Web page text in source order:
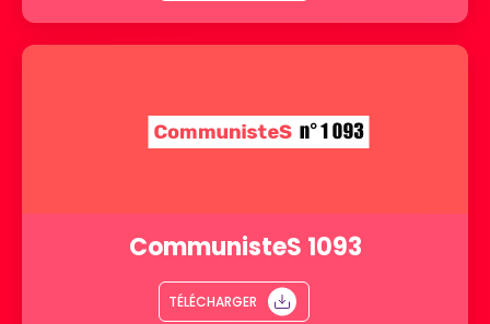
CommunisteS 1093
TÉLÉCHARGER